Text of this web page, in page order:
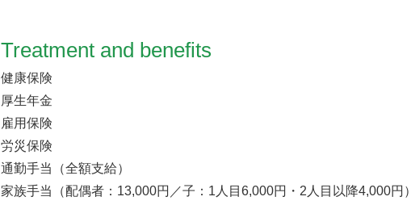
Treatment and benefits
健康保険
厚生年金
雇用保険
労災保険
通勤手当（全額支給）
家族手当（配偶者：13,000円／子：1人目6,000円・2人目以降4,000円）